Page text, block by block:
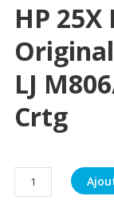
HP
LJ
Crtg
quantité
de